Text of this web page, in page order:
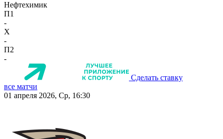
Нефтехимик
П1
-
X
-
П2
-
Сделать ставку
все матчи
01 апреля 2026, Ср, 16:30